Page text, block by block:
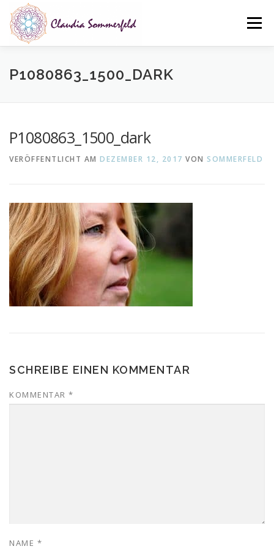
Inhalt
springen
Menü
ÜBER MICH LEISTUNGEN NEWS
P1080863_1500_DARK
P1080863_1500_dark
VERÖFFENTLICHT AM DEZEMBER 12, 2017 VON SOMMERFELD
SCHREIBE EINEN KOMMENTAR
KOMMENTAR *
NAME *